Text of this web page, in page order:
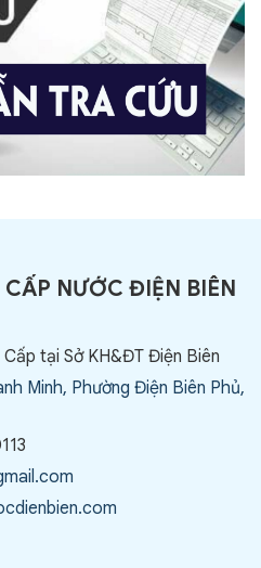
NƯỚC ĐIỆN BIÊN
tại Sở KH&ĐT Điện Biên
Minh, Phường Điện Biên Phủ,